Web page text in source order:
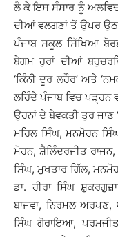
ਲੈ ਕੇ ਇਸ ਸੰਸਾਰ ਨੂੰ
ਦੀਆਂ ਵਲਗਣਾਂ ਤੋਂ ਉਪਰ ਉਠ
ਪੰਜਾਬ ਸਕੂਲ ਸਿੱਖਿਆ
ਬੇਗਮ ਹੁਰਾਂ ਦੀਆਂ
‘ਕਿੰਨੀ ਦੂਰ ਲਹੌਰ’ ਅਤੇ
ਲਹਿੰਦੇ ਪੰਜਾਬ ਵਿਚ ਪੜ੍ਹਨ
ਉਹਨਾਂ ਦੇ ਬੇਵਕਤੀ ਤੁਰ ਜਾਣ
ਮਹਿਲ ਸਿੰਘ, ਮਨਮੋਹਨ
ਮੋਹਨ, ਸ਼ੈਲਿੰਦਰਜੀਤ
ਸਿੰਘ, ਮੁਖਤਾਰ ਗਿੱਲ,
ਡਾ. ਹੀਰਾ ਸਿੰਘ
ਬਾਜਵਾ, ਨਿਰਮਲ
ਸਿੰਘ ਗੋਰਾਇਆ,